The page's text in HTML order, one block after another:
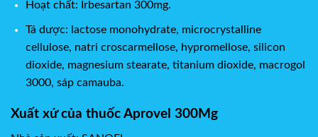
Hoạt chất: Irbesartan 300mg.
Tá dược: lactose monohydrate, microcrystalline
cellulose, natri croscarmellose, hypromellose, silicon
dioxide, magnesium stearate, titanium dioxide, macrogol
3000, sáp camauba.
Xuất xứ của thuốc Aprovel 300Mg